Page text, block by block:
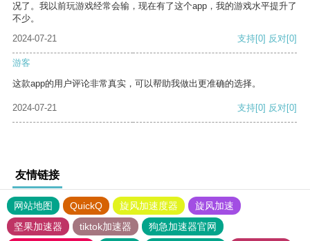
况了。我以前玩游戏经常会输，现在有了这个app，我的游戏水平提升了
不少。
2024-07-21
支持[0] 反对[0]
游客
这款app的用户评论非常真实，可以帮助我做出更准确的选择。
2024-07-21 支持[0] 反对[0]
友情链接
网站地图 QuickQ 旋风加速度器
旋风加速
坚果加速器
tiktok加速器
狗急加速器官网